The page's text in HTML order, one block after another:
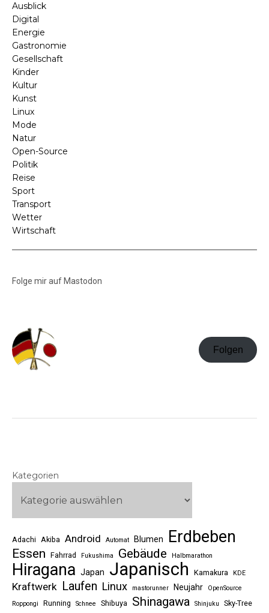
Ausblick
Digital
Energie
Gastronomie
Gesellschaft
Kinder
Kultur
Kunst
Linux
Mode
Natur
Open-Source
Politik
Reise
Sport
Transport
Wetter
Wirtschaft
Folge mir auf Mastodon
Folgen
Kategorien
Adachi Akiba Android Automat Blumen Erdbeben
Essen Fahrrad Fukushima Gebäude Halbmarathon
Hiragana Japan Japanisch Kamakura KDE
Kraftwerk Laufen Linux mastorunner Neujahr
OpenSource
Roppongi
Running Schnee Shibuya Shinagawa Shinjuku Sky-Tree